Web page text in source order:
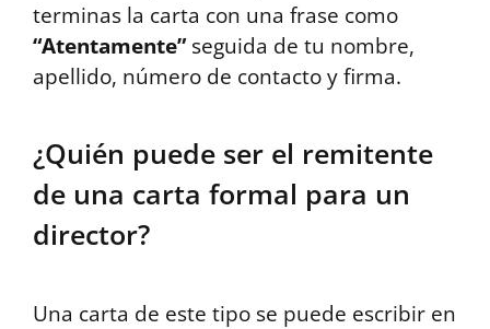
terminas la carta con una frase como
“Atentamente”seguida de tu nombre,
apellido, número de contacto y firma.
¿Quién puede ser el remitente
de una carta formal para un
director?
Una carta de este tipo se puede escribir en